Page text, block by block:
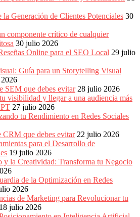
Generación de Clientes Potenciales 30
componente crítico de cualquier
30 julio 2026
Online para el SEO Local 29 julio
Guía para un Storytelling Visual
SEM que debes evitar 28 julio 2026
visibilidad y llegar a una audiencia más
27 julio 2026
tu Rendimiento en Redes Sociales
CRM que debes evitar 22 julio 2026
para el Desarrollo de
19 julio 2026
y la Creatividad: Transforma tu Negocio
de la Optimización en Redes
2026
de Marketing para Revolucionar tu
18 julio 2026